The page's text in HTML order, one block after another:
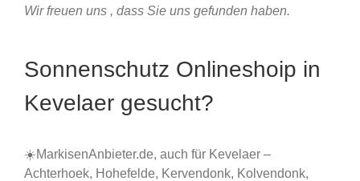
Wir freuen uns , dass Sie uns gefunden haben.
Sonnenschutz Onlineshoip in
Kevelaer gesucht?
☀️MarkisenAnbieter.de, auch für Kevelaer –
Achterhoek, Hohefelde, Kervendonk, Kolvendonk,